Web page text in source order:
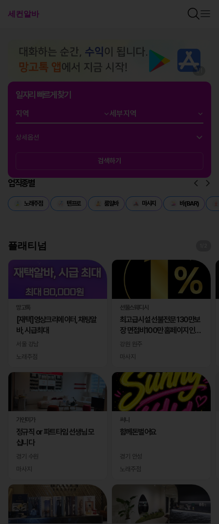
1/
일자리 빠르게 찾기
상세옵션
검색하기
업직종별
노래주점 텐프로 룸알바 마사지 바(BAR)
플래티넘
망고톡
[재택]영상크리에이터, 채팅알
바, 시급최대
서울 강남
노래주점
가인미가
정규직 or 파트타임 선생님 모
십니다
경기 수원
마사지
선물스웨디시
최고급시설 선불전문 130만보
장 면접비100만 홈페이지인증
완료
강원 원주
마사지
써니
함께돈벌어요
경기 안성
노래주점